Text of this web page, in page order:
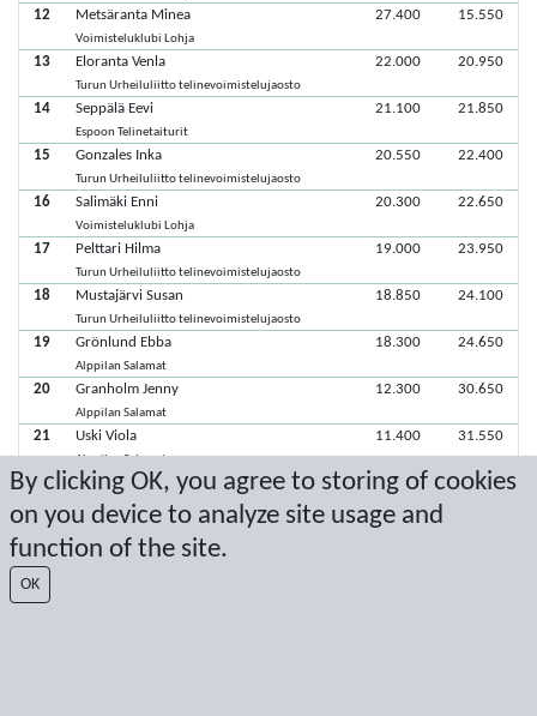
By clicking OK, you agree to storing of cookies
on you device to analyze site usage and
function of the site.
OK
12 Metsäranta Minea
Voimisteluklubi Lohja
27.400 15.550
13 Eloranta Venla
Turun Urheiluliitto telinevoimistelujaosto
22.000 20.950
14 Seppälä Eevi
Espoon Telinetaiturit
21.100 21.850
15 Gonzales Inka
Turun Urheiluliitto telinevoimistelujaosto
20.550 22.400
16 Salimäki Enni
Voimisteluklubi Lohja
20.300 22.650
17 Pelttari Hilma
Turun Urheiluliitto telinevoimistelujaosto
19.000 23.950
18 Mustajärvi Susan
Turun Urheiluliitto telinevoimistelujaosto
18.850 24.100
19 Grönlund Ebba
Alppilan Salamat
18.300 24.650
20 Granholm Jenny
Alppilan Salamat
12.300 30.650
21 Uski Viola
Alppilan Salamat
11.400 31.550
22 Meriläinen Kiira
Alppilan Salamat
9.600 33.350
23
Alppilan Salamat
24